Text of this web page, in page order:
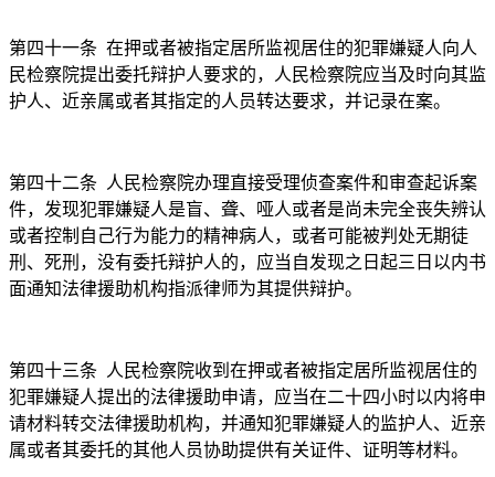
第四十一条 在押或者被指定居所监视居住的犯罪嫌疑人向人
民检察院提出委托辩护人要求的，人民检察院应当及时向其监
护人、近亲属或者其指定的人员转达要求，并记录在案。
第四十二条
人民检察院办理直接受理侦查案件和审查起诉案
件，发现犯罪嫌疑人是盲、聋、哑人或者是尚未完全丧失辨认
或者控制自己行为能力的精神病人，或者可能被判处无期徒
刑、死刑，没有委托辩护人的，应当自发现之日起三日以内书
面通知法律援助机构指派律师为其提供辩护。
第四十三条
人民检察院收到在押或者被指定居所监视居住的
犯罪嫌疑人提出的法律援助申请，应当在二十四小时以内将申
请材料转交法律援助机构，并通知犯罪嫌疑人的监护人、近亲
属或者其委托的其他人员协助提供有关证件、证明等材料。